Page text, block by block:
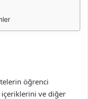
öğrenci
içeriklerini ve diğer